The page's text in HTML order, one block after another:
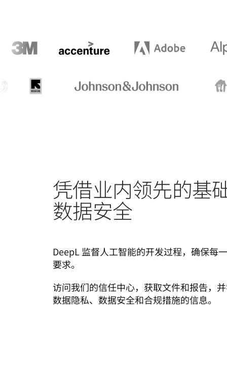
凭借业内领先的基
数据安全
DeepL 监督人工智能的开发过程，确保每
要求。
访问我们的信任中心，获取文件和报告，
数据隐私、数据安全和合规措施的信息。